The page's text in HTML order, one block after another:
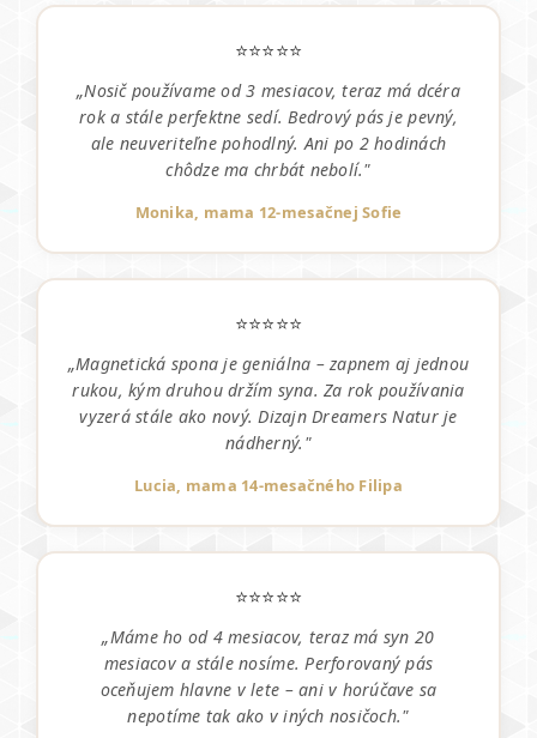
⭐⭐⭐⭐⭐
„Nosič používame od 3 mesiacov, teraz má dcéra
rok a stále perfektne sedí. Bedrový pás je pevný,
ale neuveriteľne pohodlný. Ani po 2 hodinách
chôdze ma chrbát nebolí."
Monika, mama 12-mesačnej Sofie
⭐⭐⭐⭐⭐
„Magnetická spona je geniálna – zapnem aj jednou
rukou, kým druhou držím syna. Za rok používania
vyzerá stále ako nový. Dizajn Dreamers Natur je
nádherný."
Lucia, mama 14-mesačného Filipa
⭐⭐⭐⭐⭐
„Máme ho od 4 mesiacov, teraz má syn 20
mesiacov a stále nosíme. Perforovaný pás
oceňujem hlavne v lete – ani v horúčave sa
nepotíme tak ako v iných nosičoch."